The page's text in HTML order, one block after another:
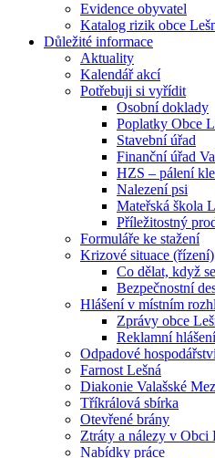
Evidence obyvatel
Katalog rizik obce
Důležité informace
Aktuality
Kalendář akcí
Potřebuji si vyřídit
Osobní doklady
Poplatky Obce
Stavební úřad
Finanční úřad
HZS – pálení
Nalezení psi
Mateřská škola
Příležitostný
Formuláře ke stažení
Krizové situace (řízení)
Co dělat, když
Bezpečnostní
Hlášení v místním
Zprávy obce
Reklamní hlášení
Odpadové
Farnost Lešná
Diakonie Valašské
Tříkrálová sbírka
Otevřené brány
Ztráty a nálezy v Obci
Nabídky práce